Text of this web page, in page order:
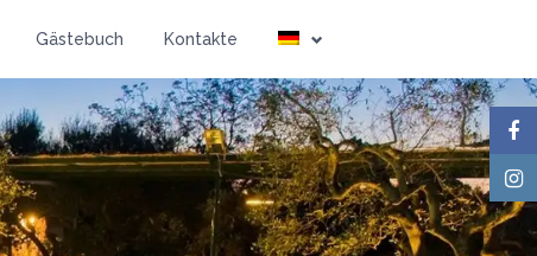
Gästebuch Kontakte